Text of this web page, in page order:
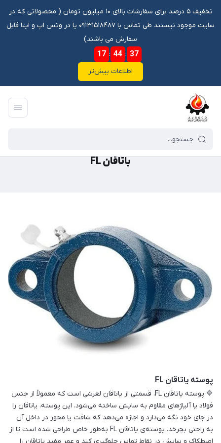
تخفیف ۵ درصد برای سفارشات بالای ۱۰ میلیون تومان ‌‌(‌‌ محصولاتی که در
سایت موجود نیستند طی تماس با ۰۹۱۳۱۵۱۸۴۸۷ یا در وتس اپ و ایتا قابل
سفارش می باشند)
17 : 44 : 37
اطلاعات بیش‌تر
فروشگاه آنلاین آوروکو
یاتاقان FL
پوسته یاتاقان FL
🔷 پوسته یاتاقان FL، قسمتی از یاتاقان لغزشی است که معمولاً از جنس
فولاد یا آلیاژهای مقاوم به سایش ساخته می‌شود. این پوسته، یاتاقان را
در جای خود نگه می‌دارد و اجازه می‌دهد که شافت یا محور در داخل آن
به راحتی بچرخد. پوسته‌ی یاتاقان FL به‌طور خاص طراحی شده است تا از